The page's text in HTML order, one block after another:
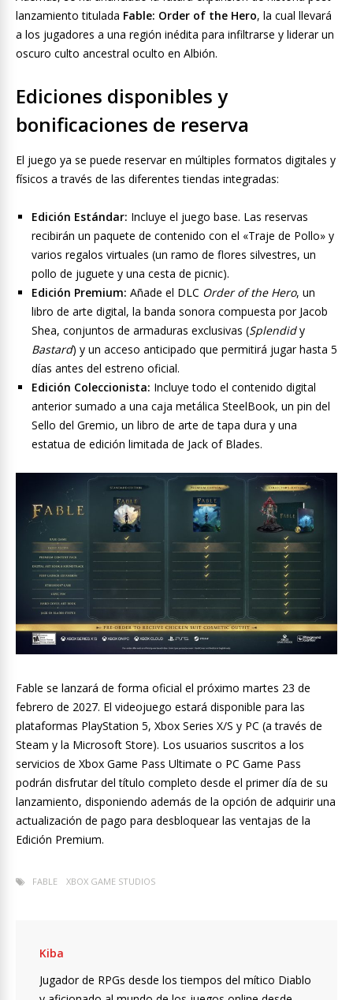
lanzamiento titulada Fable: Order of the Hero, la cual llevará
a los jugadores a una región inédita para infiltrarse y liderar un
oscuro culto ancestral oculto en Albión.
Ediciones disponibles y
bonificaciones de reserva
El juego ya se puede reservar en múltiples formatos digitales y
físicos a través de las diferentes tiendas integradas:
Edición Estándar: Incluye el juego base. Las reservas
recibirán un paquete de contenido con el «Traje de Pollo» y
varios regalos virtuales (un ramo de flores silvestres, un
pollo de juguete y una cesta de picnic).
Edición Premium: Añade el DLC Order of the Hero, un
libro de arte digital, la banda sonora compuesta por Jacob
Shea, conjuntos de armaduras exclusivas (Splendidy
Bastard) y un acceso anticipado que permitirá jugar hasta 5
días antes del estreno oficial.
Edición Coleccionista: Incluye todo el contenido digital
anterior sumado a una caja metálica SteelBook, un pin del
Sello del Gremio, un libro de arte de tapa dura y una
estatua de edición limitada de Jack of Blades.
Fable se lanzará de forma oficial el próximo martes 23 de
febrero de 2027. El videojuego estará disponible para las
plataformas PlayStation 5, Xbox Series X/S y PC (a través de
Steam y la Microsoft Store). Los usuarios suscritos a los
servicios de Xbox Game Pass Ultimate o PC Game Pass
podrán disfrutar del título completo desde el primer día de su
lanzamiento, disponiendo además de la opción de adquirir una
actualización de pago para desbloquear las ventajas de la
Edición Premium.
FABLE XBOX GAME STUDIOS
Kiba
Jugador de RPGs desde los tiempos del mítico Diablo